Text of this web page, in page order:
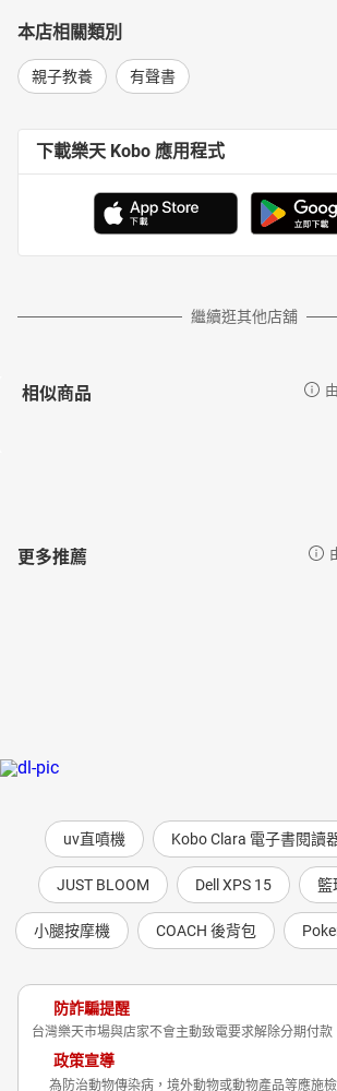
本店相關類別
親子教養 有聲書
下載樂天 Kobo 應用程式
繼續逛其他店舖
相似商品
更多推薦
uv直噴機 Kobo Clara 電子書閱讀
JUST BLOOM Dell XPS 15 籃
小腿按摩機 COACH 後背包
防詐騙提醒
台灣樂天市場與店家不會主動致電要求解除分期付款
政策宣導
為防治動物傳染病，境外動物或動物產品等應施